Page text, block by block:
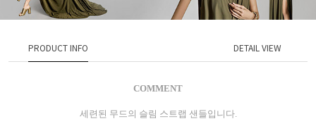
PRODUCT INFO DETAIL VIEW
COMMENT
세련된 무드의 슬림 스트랩 샌들입니다.